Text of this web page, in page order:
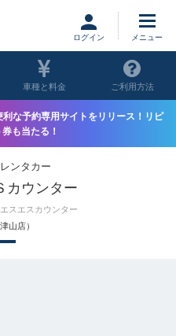
ログイン
車種と料金 ご利用方法
な予約専用サイトをリリース！リピ
も当たる！
ンタカー
カウンター
スエスカウンター
山店）